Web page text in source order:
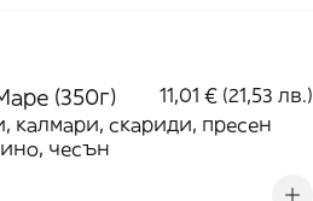
(350г)
11,01 € (21,53 лв.)
калмари, скариди, пресен
чесън